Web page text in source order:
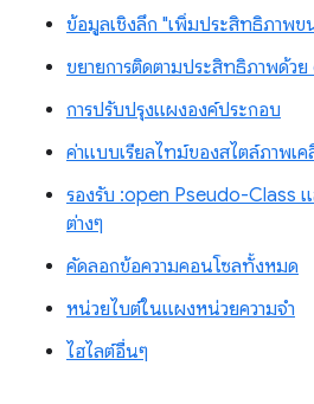
ข้อมูลเชิงลึก "เพิ่มประสิทธิภาพข
ขยายการติดตามประสิทธิภาพด้ว
การปรับปรุงแผงองค์ประกอบ
ค่าแบบเรียลไทม์ของสไตล์ภาพเ
รองรับ :open Pseudo-Class
ต่างๆ
คัดลอกข้อความคอนโซลทั้งหมด
หน่วยไบต์ในแผงหน่วยความจำ
ไฮไลต์อื่นๆ